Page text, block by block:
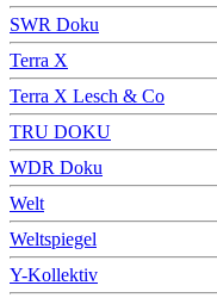
SWR Doku
Terra X
Terra X Lesch & Co
TRU DOKU
WDR Doku
Welt
Weltspiegel
Y-Kollektiv